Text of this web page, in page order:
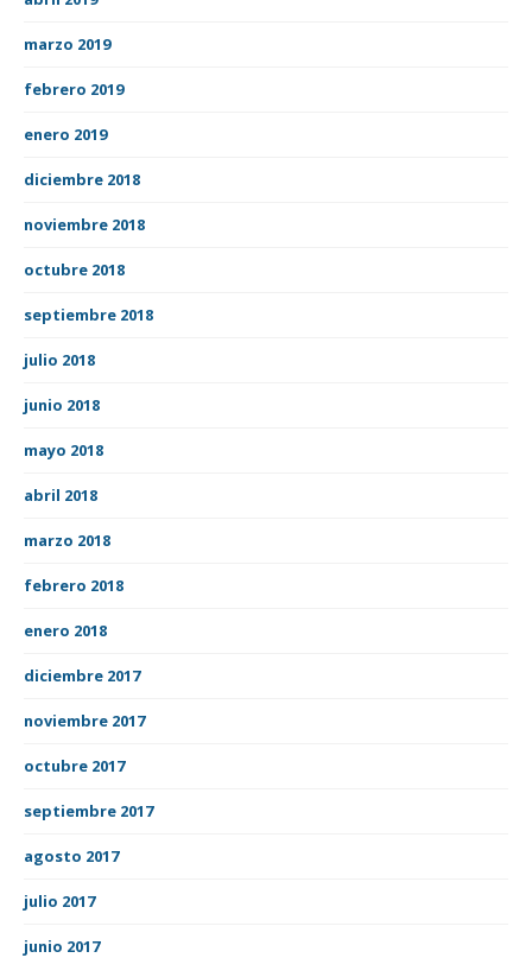
marzo 2019
febrero 2019
enero 2019
diciembre 2018
noviembre 2018
octubre 2018
septiembre 2018
julio 2018
junio 2018
mayo 2018
abril 2018
marzo 2018
febrero 2018
enero 2018
diciembre 2017
noviembre 2017
octubre 2017
septiembre 2017
agosto 2017
julio 2017
junio 2017